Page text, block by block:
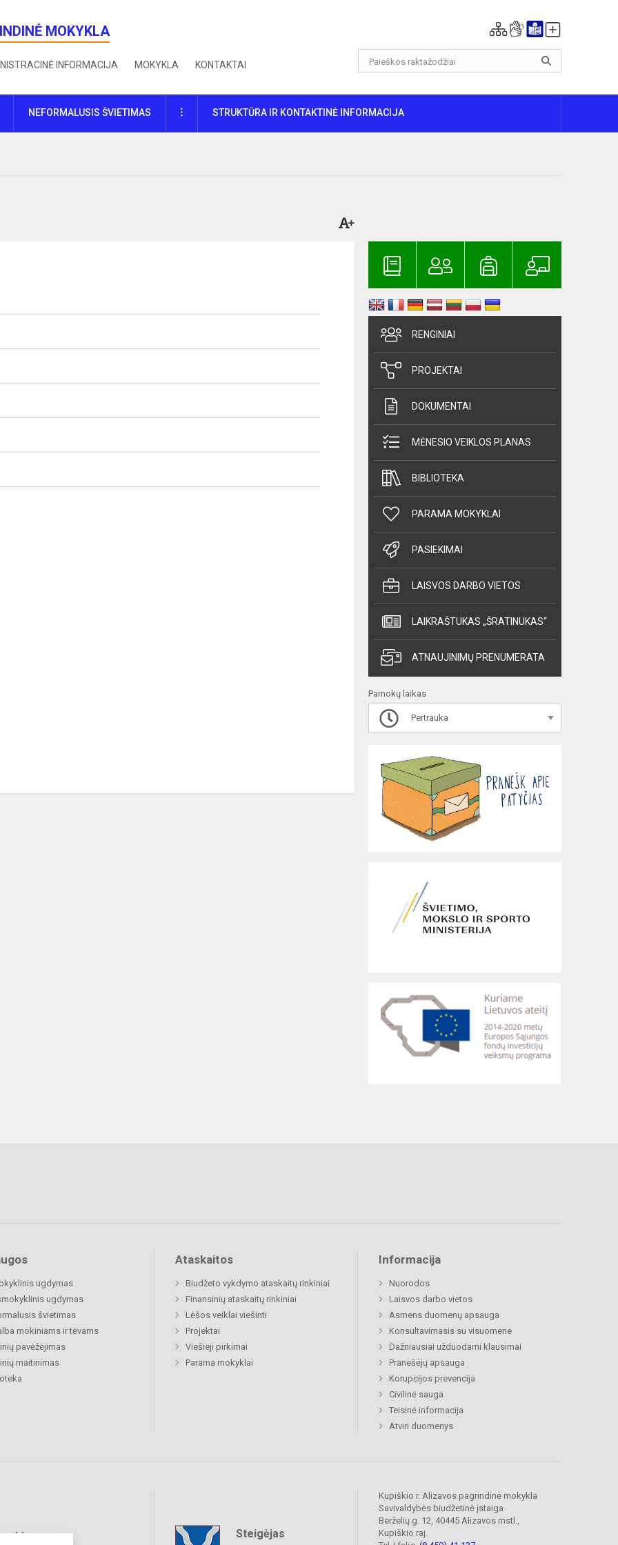
MOKYKLA
INFORMACIJA MOKYKLA KONTAKTAI
NEFORMALUSIS ŠVIETIMAS DAUGIAUSTRUKTŪRA IR KONTAKTINĖ INFORMACIJA
RENGINIAI
PROJEKTAI
DOKUMENTAI
MĖNESIO VEIKLOS PLANAS
BIBLIOTEKA
PARAMA MOKYKLAI
PASIEKIMAI
LAISVOS DARBO VIETOS
LAIKRAŠTUKAS „ŠRATINUKAS“
ATNAUJINIMŲ PRENUMERATA
Pamokų laikas
Pertrauka
ugdymas
ugdymas
švietimas
mokiniams ir tėvams
pavėžėjimas
maitinimas
Ataskaitos
Biudžeto vykdymo ataskaitų rinkiniai
Finansinių ataskaitų rinkiniai
Lėšos veiklai viešinti
Projektai
Viešieji pirkimai
Parama mokyklai
Informacija
Nuorodos
Laisvos darbo vietos
Asmens duomenų apsauga
Konsultavimasis su visuomene
Dažniausiai užduodami klausimai
Pranešėjų apsauga
Korupcijos prevencija
Civilinė sauga
Teisinė informacija
Atviri duomenys
Steigėjas
Kupiškio r. Alizavos pagrindinė mokykla
Savivaldybės biudžetinė įstaiga
Berželių g. 12, 40445 Alizavos mstl.,
Kupiškio raj.